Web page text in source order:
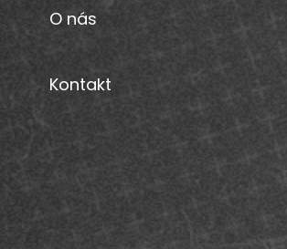
O nás
Kontakt